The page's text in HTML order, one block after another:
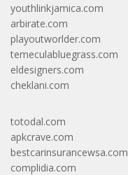
youthlinkjamica.com
arbirate.com
playoutworlder.com
temeculabluegrass.com
eldesigners.com
cheklani.com
totodal.com
apkcrave.com
bestcarinsurancewsa.com
complidia.com